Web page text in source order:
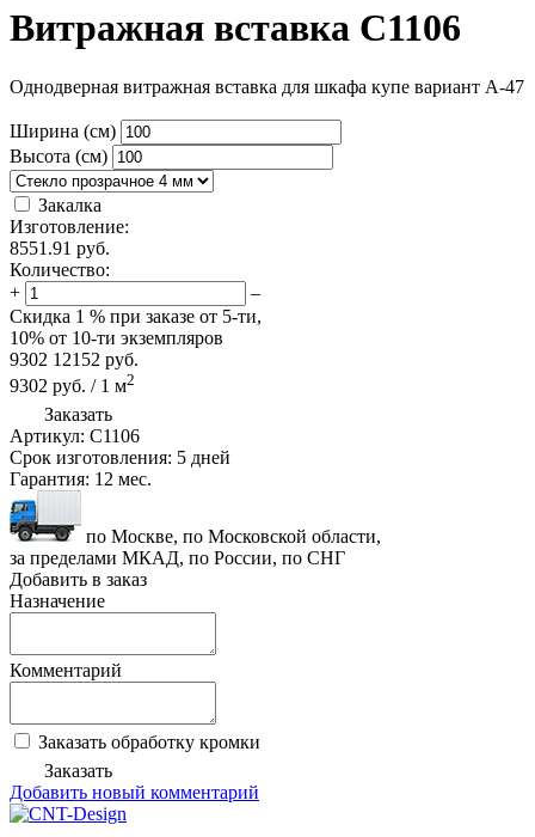
Витражная вставка C1106
Однодверная витражная вставка для шкафа купе вариант A-47
Ширина (см)
Высота (см)
Закалка
Изготовление:
8551.91 руб.
Количество:
+
–
Скидка 1 % при заказе от 5-ти,
10% от 10-ти экземпляров
9302 12152 руб.
9302 руб. / 1 м2
Заказать
Артикул: C1106
Срок изготовления: 5 дней
Гарантия: 12 мес.
по Москве, по Московской области,
за пределами МКАД, по России, по СНГ
Добавить в заказ
Назначение
Комментарий
Заказать обработку кромки
Заказать
Добавить новый комментарий